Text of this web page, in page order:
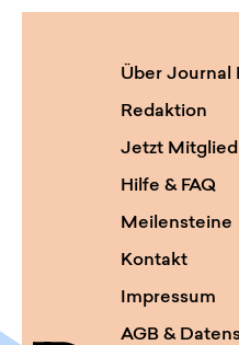
Über Journal
Redaktion
Jetzt
Hilfe & FAQ
Meilensteine
Kontakt
Impressum
AGB &